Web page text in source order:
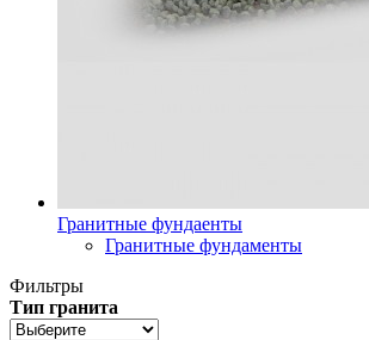
Гранитные фундаенты
Гранитные фундаменты
Фильтры
Тип гранита